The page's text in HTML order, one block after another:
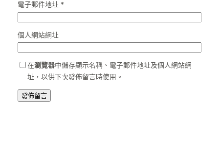
電子郵件地址 *
個人網站網址
在瀏覽器中儲存顯示名稱、電子郵件地址及個人網站網
址，以供下次發佈留言時使用。